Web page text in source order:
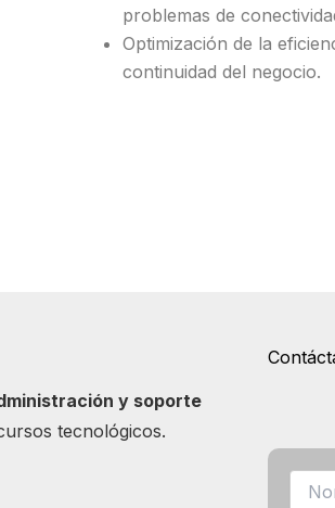
problemas de
Optimización de la
continuidad del negocio.
y soporte
tecnológicos.